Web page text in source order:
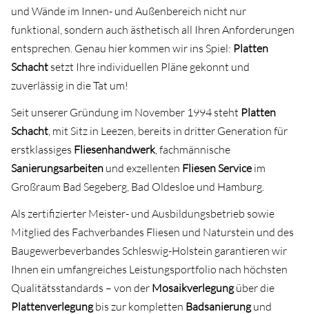
und Wände im Innen- und Außenbereich nicht nur
funktional, sondern auch ästhetisch all Ihren Anforderungen
entsprechen. Genau hier kommen wir ins Spiel: Platten
Schacht setzt Ihre individuellen Pläne gekonnt und
zuverlässig in die Tat um!
Seit unserer Gründung im November 1994 steht Platten
Schacht , mit Sitz in Leezen, bereits in dritter Generation für
erstklassiges Fliesenhandwerk , fachmännische
Sanierungsarbeiten und exzellenten Fliesen Service im
Großraum Bad Segeberg, Bad Oldesloe und Hamburg.
Als zertifizierter Meister- und Ausbildungsbetrieb sowie
Mitglied des Fachverbandes Fliesen und Naturstein und des
Baugewerbeverbandes Schleswig-Holstein garantieren wir
Ihnen ein umfangreiches Leistungsportfolio nach höchsten
Qualitätsstandards – von der Mosaikverlegungüber die
Plattenverlegungbis zur kompletten Badsanierungund